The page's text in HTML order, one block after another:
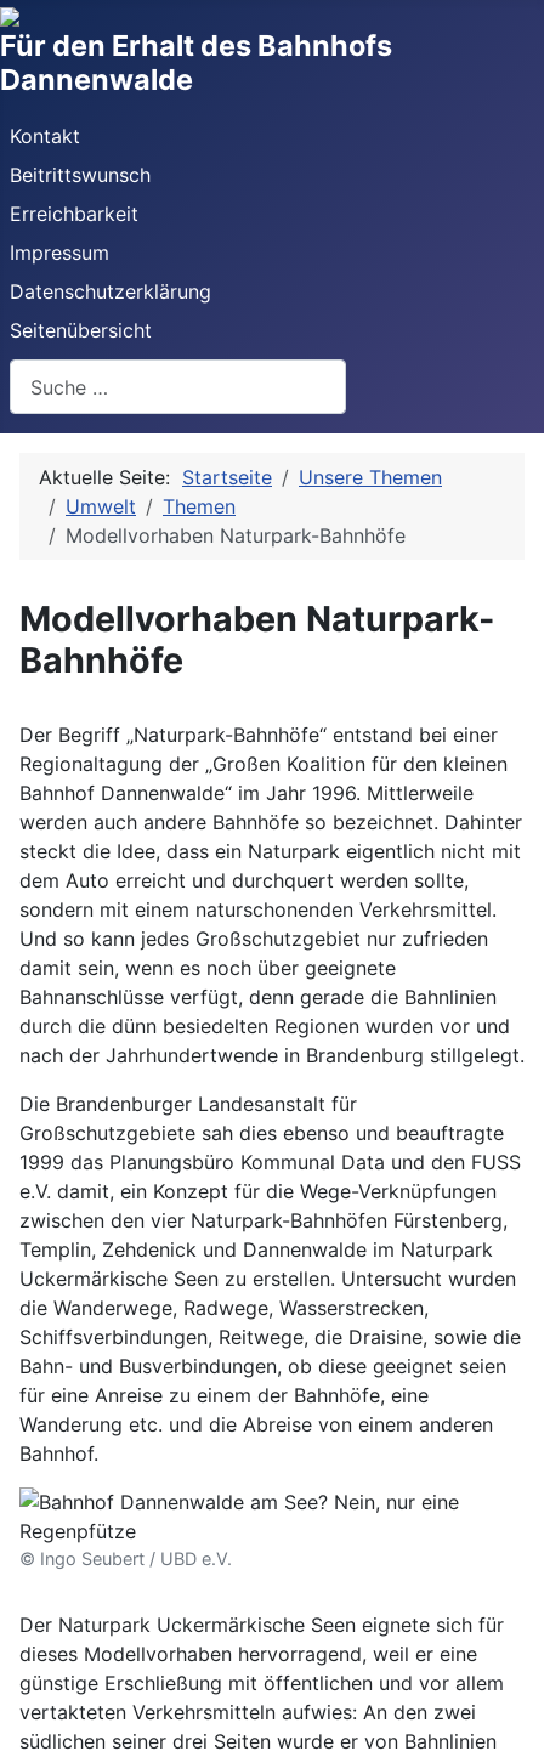
Für den Erhalt des Bahnhofs
Dannenwalde
Kontakt
Beitrittswunsch
Erreichbarkeit
Impressum
Datenschutzerklärung
Seitenübersicht
Aktuelle Seite: Startseite
Unsere Themen
Umwelt
Themen
Modellvorhaben Naturpark-Bahnhöfe
Modellvorhaben Naturpark-
Bahnhöfe
Der Begriff „Naturpark-Bahnhöfe“ entstand bei einer
Regionaltagung der „Großen Koalition für den kleinen
Bahnhof Dannenwalde“ im Jahr 1996. Mittlerweile
werden auch andere Bahnhöfe so bezeichnet. Dahinter
steckt die Idee, dass ein Naturpark eigentlich nicht mit
dem Auto erreicht und durchquert werden sollte,
sondern mit einem naturschonenden Verkehrsmittel.
Und so kann jedes Großschutzgebiet nur zufrieden
damit sein, wenn es noch über geeignete
Bahnanschlüsse verfügt, denn gerade die Bahnlinien
durch die dünn besiedelten Regionen wurden vor und
nach der Jahrhundertwende in Brandenburg stillgelegt.
Die Brandenburger Landesanstalt für
Großschutzgebiete sah dies ebenso und beauftragte
1999 das Planungsbüro Kommunal Data und den FUSS
e.V. damit, ein Konzept für die Wege-Verknüpfungen
zwischen den vier Naturpark-Bahnhöfen Fürstenberg,
Templin, Zehdenick und Dannenwalde im Naturpark
Uckermärkische Seen zu erstellen. Untersucht wurden
die Wanderwege, Radwege, Wasserstrecken,
Schiffsverbindungen, Reitwege, die Draisine, sowie die
Bahn- und Busverbindungen, ob diese geeignet seien
für eine Anreise zu einem der Bahnhöfe, eine
Wanderung etc. und die Abreise von einem anderen
Bahnhof.
© Ingo Seubert / UBD e.V.
Der Naturpark Uckermärkische Seen eignete sich für
dieses Modellvorhaben hervorragend, weil er eine
günstige Erschließung mit öffentlichen und vor allem
vertakteten Verkehrsmitteln aufwies: An den zwei
südlichen seiner drei Seiten wurde er von Bahnlinien